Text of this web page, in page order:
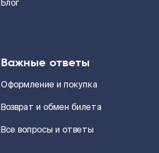
Блог
Важные ответы
Оформление и покупка
Возврат и обмен билета
Все вопросы и ответы